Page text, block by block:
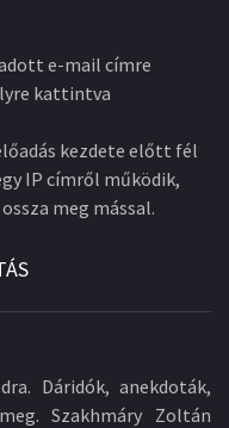
e-mail címre
kattintva
kezdete előtt fél
IP címről működik,
meg mással.
Dáridók, anekdoták,
Szakhmáry Zoltán